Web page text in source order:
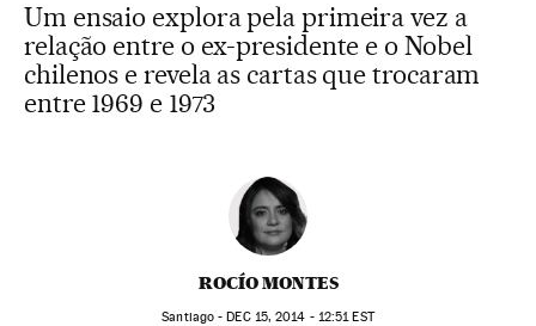
Um ensaio explora pela primeira vez a
relação entre o ex-presidente e o Nobel
chilenos e revela as cartas que trocaram
entre 1969 e 1973
ROCÍO MONTES
Santiago -DEC15, 2014 - 12:51EST